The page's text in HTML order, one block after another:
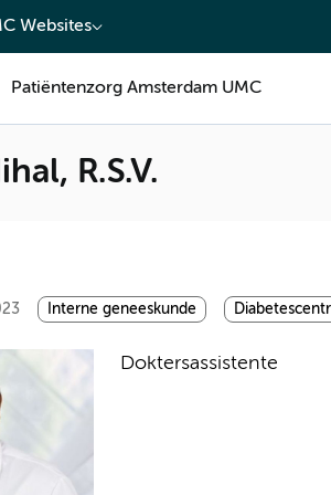
Websites
Patiëntenzorg Amsterdam UMC
R.S.V.
Interne geneeskunde
Doktersassistente